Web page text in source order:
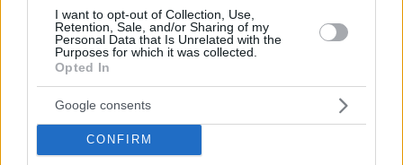
I want to opt-out of Collection, Use,
Retention, Sale, and/or Sharing of my
Personal Data that Is Unrelated with the
Purposes for which it was collected.
Opted In
Google consents
CONFIRM
Cut The Rope Northern Heights Candy
Best of Network